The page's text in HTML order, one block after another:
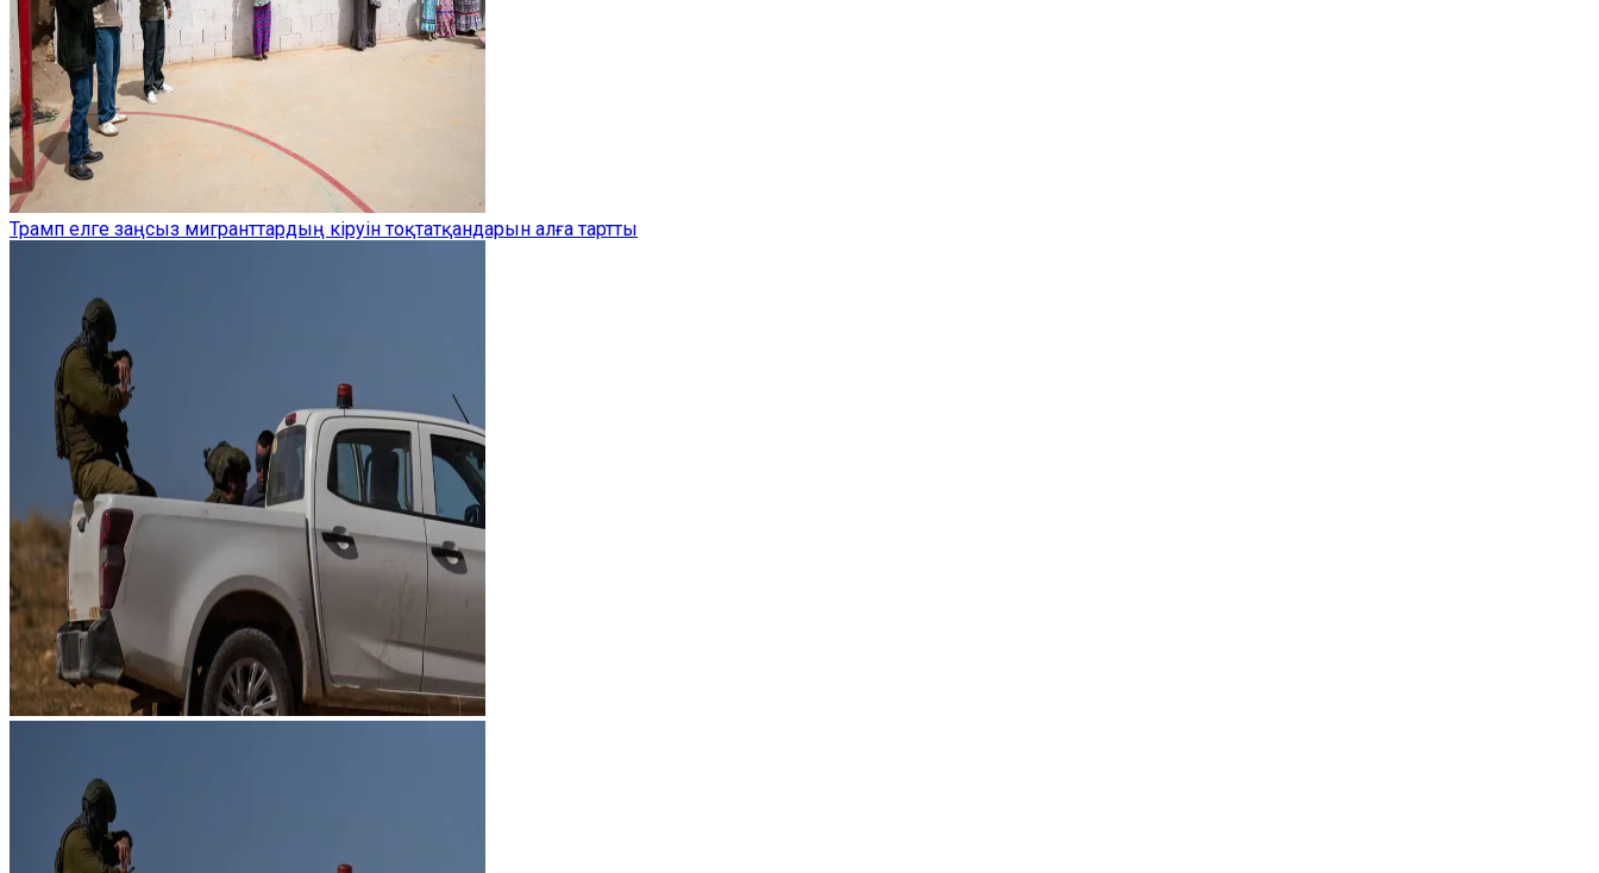
Трамп елге заңсыз мигранттардың кіруін тоқтатқандарын алға тартты